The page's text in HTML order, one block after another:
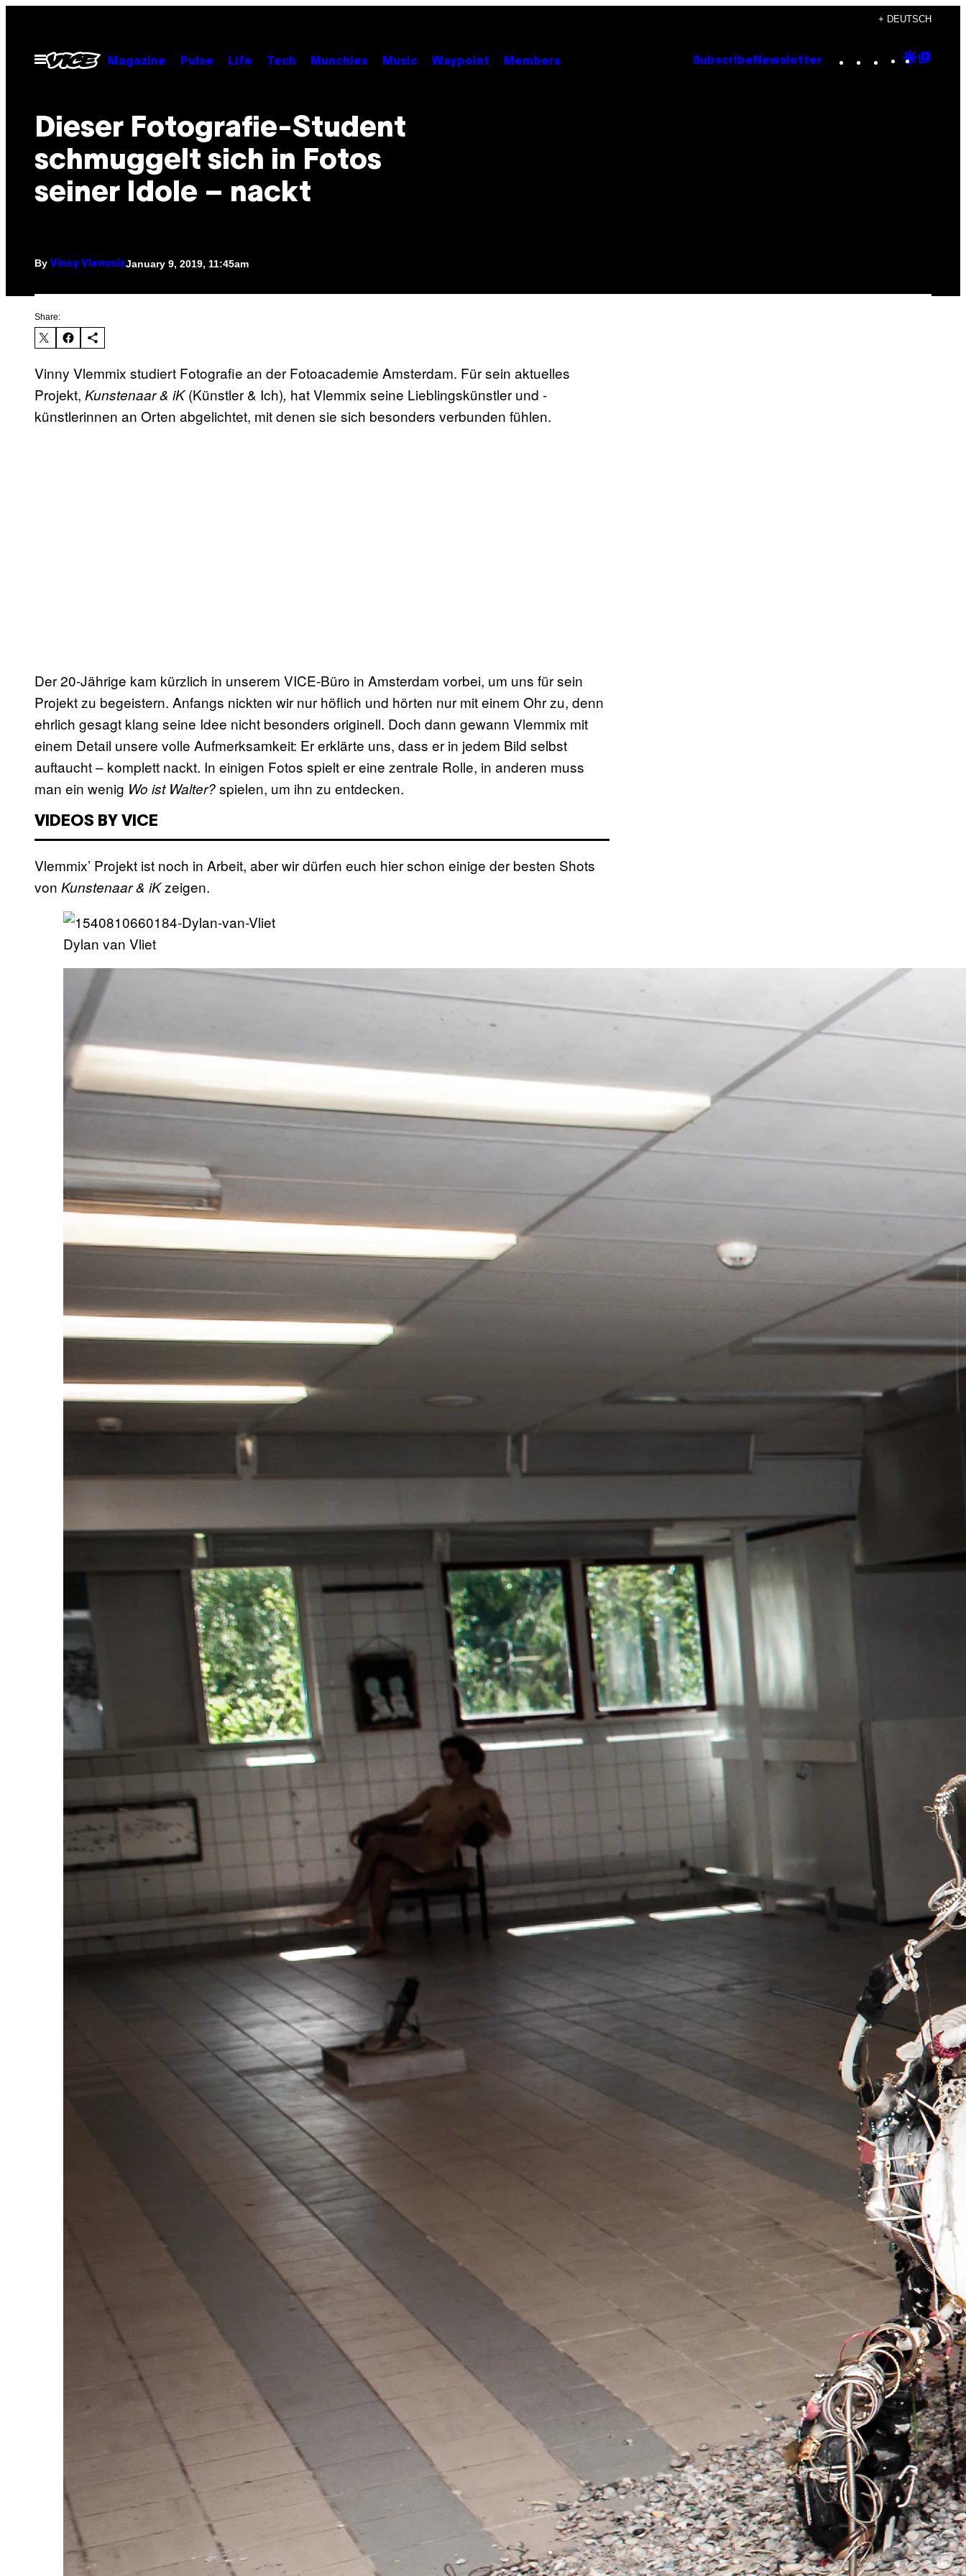
content
+ DEUTSCH
Open
Menu
Magazine Pulse Life Tech Munchies Music Waypoint Members Subscribe Newsletter Instagram
TikTok
YouTube
Google
Dieser Fotografie-Student
schmuggelt sich in Fotos
seiner Idole – nackt
By Vinny VlemmixJanuary 9, 2019, 11:45am
Share:
Vinny Vlemmix studiert Fotografie an der Fotoacademie Amsterdam. Für sein aktuelles
Projekt, Kunstenaar & iK(Künstler & Ich), hat Vlemmix seine Lieblingskünstler und -
künstlerinnen an Orten abgelichtet, mit denen sie sich besonders verbunden fühlen.
Der 20-Jährige kam kürzlich in unserem VICE-Büro in Amsterdam vorbei, um uns für sein
Projekt zu begeistern. Anfangs nickten wir nur höflich und hörten nur mit einem Ohr zu, denn
ehrlich gesagt klang seine Idee nicht besonders originell. Doch dann gewann Vlemmix mit
einem Detail unsere volle Aufmerksamkeit: Er erklärte uns, dass er in jedem Bild selbst
auftaucht – komplett nackt. In einigen Fotos spielt er eine zentrale Rolle, in anderen muss
man ein wenig Wo ist Walter?spielen, um ihn zu entdecken.
VIDEOS BY VICE
Vlemmix’ Projekt ist noch in Arbeit, aber wir dürfen euch hier schon einige der besten Shots
von Kunstenaar & iKzeigen.
Dylan van Vliet